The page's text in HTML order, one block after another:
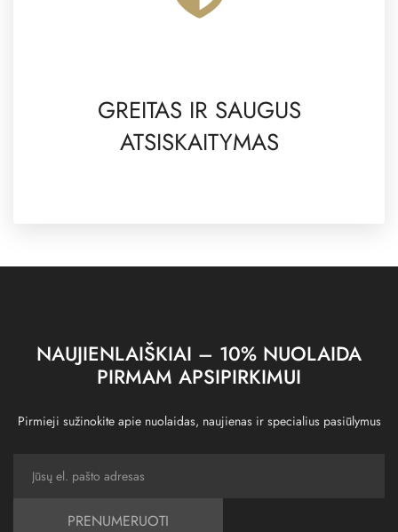
GREITAS IR SAUGUS
ATSISKAITYMAS
NAUJIENLAIŠKIAI – 10% NUOLAIDA
PIRMAM APSIPIRKIMUI
Pirmieji sužinokite apie nuolaidas, naujienas ir specialius pasiūlymus
PRENUMERUOTI